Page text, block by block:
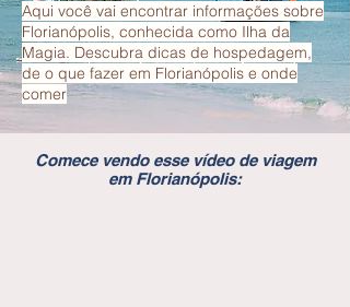
Aqui você vai encontrar informações sobre
Florianópolis, conhecida como Ilha da
Magia. Descubra dicas de hospedagem,
de o que fazer em Florianópolis e onde
comer
Comece vendo esse vídeo de viagem
em Florianópolis: